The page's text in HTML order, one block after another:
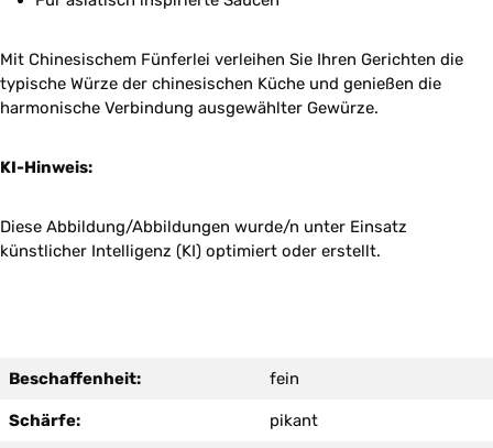
Mit Chinesischem Fünferlei verleihen Sie Ihren Gerichten die
typische Würze der chinesischen Küche und genießen die
harmonische Verbindung ausgewählter Gewürze.
KI-Hinweis:
Diese Abbildung/Abbildungen wurde/n unter Einsatz
künstlicher Intelligenz (KI) optimiert oder erstellt.
Beschaffenheit: fein
Schärfe: pikant